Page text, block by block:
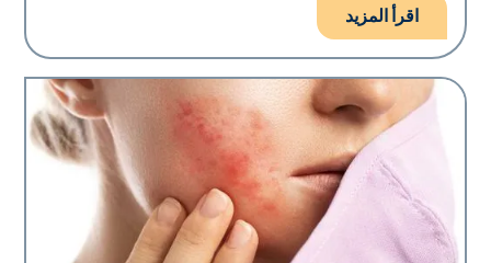
اقرأ المزيد